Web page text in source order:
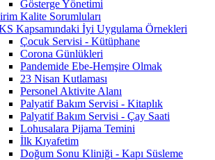
Gösterge Yönetimi
Kalite Sorumluları
Kapsamındaki İyi Uygulama Örnekleri
Çocuk Servisi - Kütüphane
Corona Günlükleri
Pandemide Ebe-Hemşire Olmak
23 Nisan Kutlaması
Personel Aktivite Alanı
Palyatif Bakım Servisi - Kitaplık
Palyatif Bakım Servisi - Çay Saati
Lohusalara Pijama Temini
İlk Kıyafetim
Doğum Sonu Kliniği - Kapı Süsleme